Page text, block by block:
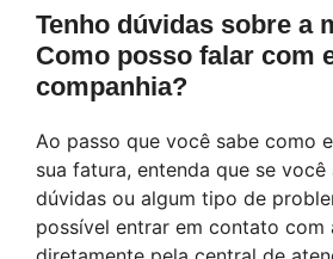
Tenho dúvidas sobre a
Como posso falar com
companhia?
Ao passo que você sabe como
sua fatura, entenda que se
dúvidas ou algum tipo de
possível entrar em contato com